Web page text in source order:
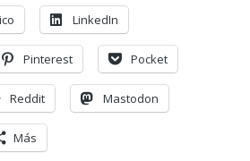
LinkedIn
Pinterest Pocket
Reddit Mastodon
Más